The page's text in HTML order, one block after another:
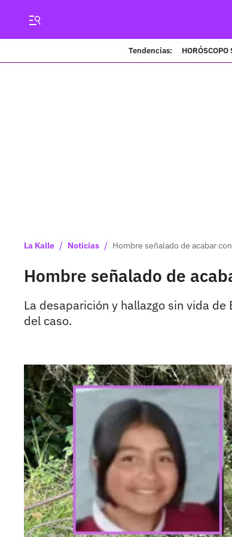
Tendencias:
La Kalle / Noticias / Hombre señalado de acabar
Hombre señalado de
La desaparición y hallazgo sin vida
del caso.